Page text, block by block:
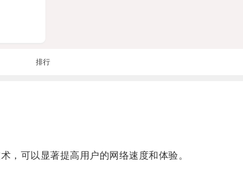
排行
可以显著提高用户的网络速度和体验。